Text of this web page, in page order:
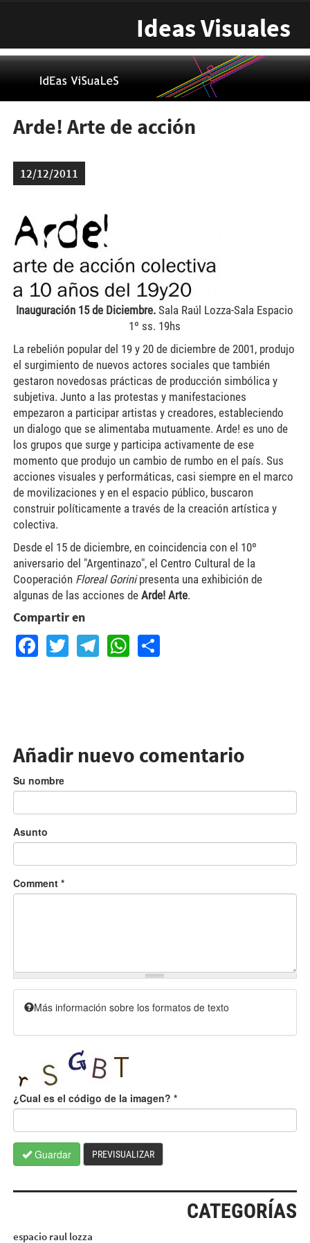
Ideas Visuales
Arde! Arte de acción
12/12/2011
arde1-300x129.jpg
Inauguración 15 de Diciembre.Sala Raúl Lozza-Sala Espacio
1º ss. 19hs
La rebelión popular del 19 y 20 de diciembre de 2001, produjo
el surgimiento de nuevos actores sociales que también
gestaron novedosas prácticas de producción simbólica y
subjetiva. Junto a las protestas y manifestaciones
empezaron a participar artistas y creadores, estableciendo
un dialogo que se alimentaba mutuamente. Arde! es uno de
los grupos que surge y participa activamente de ese
momento que produjo un cambio de rumbo en el país. Sus
acciones visuales y performáticas, casi siempre en el marco
de movilizaciones y en el espacio público, buscaron
construir políticamente a través de la creación artística y
colectiva.
Desde el 15 de diciembre, en coincidencia con el 10º
aniversario del "Argentinazo", el Centro Cultural de la
Cooperación FlorealGorinipresenta una exhibición de
algunas de las acciones de Arde! Arte.
Compartir en
Facebook
TwitterTelegram
WhatsApp
Share
Añadir nuevo comentario
Su nombre
Asunto
Comment *
Más información sobre los formatos de texto
¿Cual es el código de la imagen? *
Guardar PREVISUALIZAR
CATEGORÍAS
espacio raul lozza